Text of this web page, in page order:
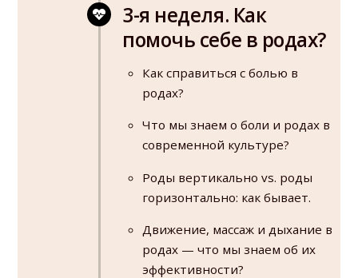
3-я неделя. Как
помочь себе в родах?
Как справиться с болью в
родах?
Что мы знаем о боли и родах в
современной культуре?
Роды вертикально vs. роды
горизонтально: как бывает.
Движение, массаж и дыхание в
родах — что мы знаем об их
эффективности?